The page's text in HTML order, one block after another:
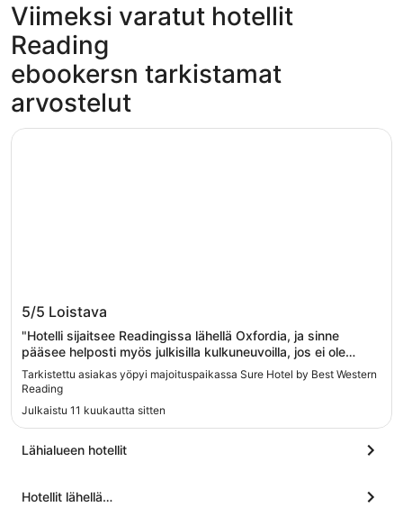
Viimeksi varatut hotellit
Reading
ebookersn tarkistamat
arvostelut
5/5 Loistava
"Hotelli sijaitsee Readingissa lähellä Oxfordia, ja sinne
pääsee helposti myös julkisilla kulkuneuvoilla, jos ei ole
autolla liikkeellä. Itse rakennus on kiehtovan muotoinen, joka
tekee siitä erilaisen moniin "laatikkohotelleihin" verrattuna.
Alueella kauniita, vanhoja rakennuksia. Hotelli suositteli
lähistöllä olevaa isoa pubia, josta sai kunnollisen päivällisen.
"
Tarkistettu asiakas yöpyi majoituspaikassa Sure Hotel by Best Western
Reading
Julkaistu 11 kuukautta sitten
Sure Hotel by Best Western Reading
Lähialueen hotellit
Hotellit lähellä…